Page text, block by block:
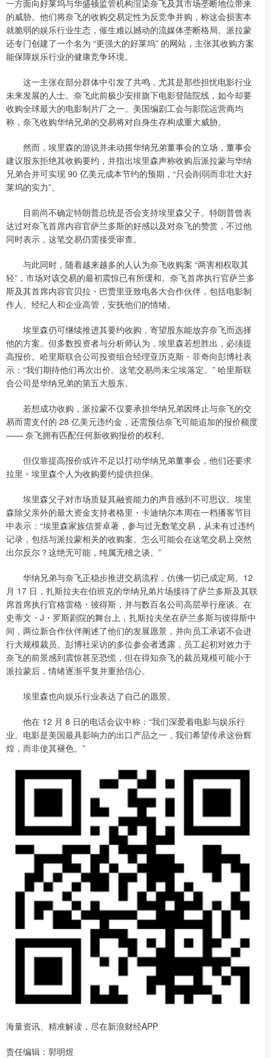
一方面向好莱坞与华盛顿监管机构渲染奈飞及其市场垄断地位带来
的威胁。他们将奈飞的收购交易定性为反竞争并购，称这会损害本
就脆弱的娱乐行业生态，催生难以撼动的流媒体垄断格局。派拉蒙
还专门创建了一个名为 “更强大的好莱坞” 的网站，主张其收购方案
能保障娱乐行业的健康竞争环境。
这一主张在部分群体中引发了共鸣，尤其是那些担忧电影行业
未来发展的人士。奈飞此前极少安排旗下电影登陆院线，如今却要
收购全球最大的电影制片厂之一。美国编剧工会与影院运营商均
称，奈飞收购华纳兄弟的交易将对自身生存构成重大威胁。
然而，埃里森的游说并未动摇华纳兄弟董事会的立场，董事会
建议股东拒绝其收购要约，并指出埃里森声称收购后派拉蒙与华纳
兄弟合并可实现 90 亿美元成本节约的预期，“只会削弱而非壮大好
莱坞的实力”。
目前尚不确定特朗普总统是否会支持埃里森父子。特朗普曾表
达过对奈飞首席内容官萨兰多斯的好感以及对奈飞的赞赏，不过他
同时表示，这笔交易仍需接受审查。
与此同时，随着越来越多的人认为奈飞收购案 “两害相权取其
轻”，市场对该交易的最初震惊已有所缓和。奈飞首席执行官萨兰多
斯及其首席内容官贝拉・巴贾里亚致电各大合作伙伴，包括电影制
作人、经纪人和企业高管，安抚他们的情绪。
埃里森仍可继续推进其要约收购，寄望股东能放弃奈飞而选择
他的方案。但多数投资者与分析师认为，埃里森若想胜出，必须提
高报价。哈里斯联合公司投资组合经理亚历克斯・菲奇向彭博社表
示：“我们期待他们再次出价。这笔交易尚未尘埃落定。” 哈里斯联
合公司是华纳兄弟的第五大股东。
若想成功收购，派拉蒙不仅要承担华纳兄弟因终止与奈飞的交
易而需支付的 28 亿美元违约金，还需预估奈飞可能追加的报价额度
—— 奈飞拥有匹配任何新收购报价的权利。
但仅靠提高报价或许不足以打动华纳兄弟董事会，他们还要求
拉里・埃里森个人为收购要约提供担保。
埃里森父子对市场质疑其融资能力的声音感到不可思议。埃里
森除父亲外的最大资金支持者格里・卡迪纳尔本周在一档播客节目
中表示：“埃里森家族信誉卓著，参与过无数笔交易，从未有过违约
记录，包括与派拉蒙相关的收购案。怎么可能会在这笔交易上突然
出尔反尔？这绝无可能，纯属无稽之谈。”
华纳兄弟与奈飞正稳步推进交易流程，仿佛一切已成定局。12
月 17 日，扎斯拉夫在伯班克的华纳兄弟片场接待了萨兰多斯及其联
席首席执行官格雷格・彼得斯，并与数百名公司高层举行座谈。在
史蒂文・J・罗斯剧院的舞台上，扎斯拉夫坐在萨兰多斯与彼得斯中
间，两位新合作伙伴阐述了他们的发展愿景，并向员工承诺不会进
行大规模裁员。彭博社采访的多位参会者透露，员工起初对效力于
奈飞的前景感到震惊甚至恐慌，但在得知奈飞的裁员规模可能小于
派拉蒙后，情绪逐渐平复并重拾信心。
埃里森也向娱乐行业表达了自己的愿景。
他在 12 月 8 日的电话会议中称：“我们深爱着电影与娱乐行
业。电影是美国最具影响力的出口产品之一，我们希望传承这份辉
煌，而非使其褪色。”
海量资讯、精准解读，尽在新浪财经APP
责任编辑：郭明煜